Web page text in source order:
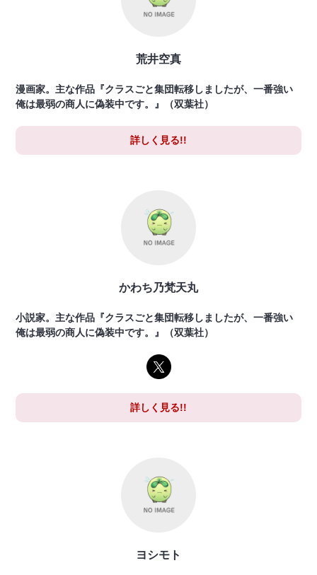
荒井空真
漫画家。主な作品『クラスごと集団転移しましたが、一番強い
俺は最弱の商人に偽装中です。』（双葉社）
詳しく見る!!
かわち乃梵天丸
小説家。主な作品『クラスごと集団転移しましたが、一番強い
俺は最弱の商人に偽装中です。』（双葉社）
詳しく見る!!
ヨシモト